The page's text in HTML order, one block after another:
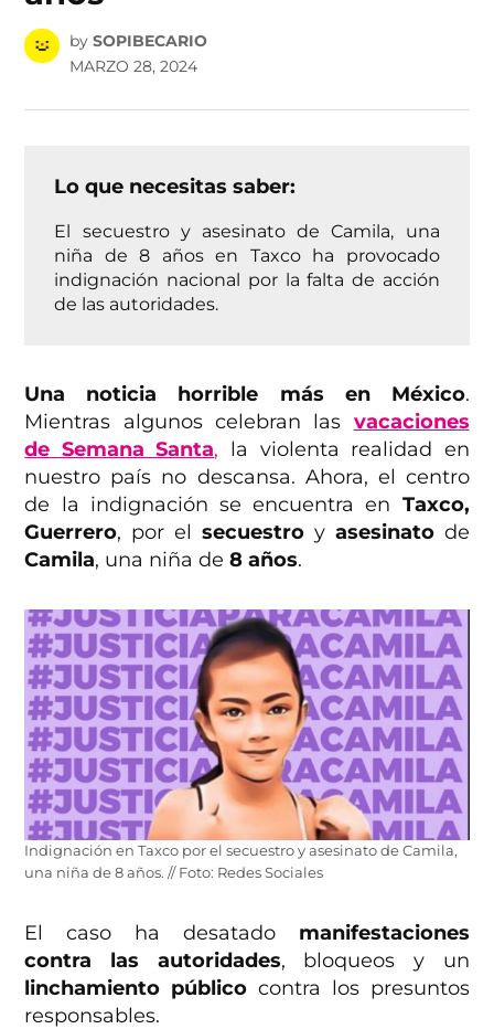
by SOPIBECARIO
MARZO 28, 2024
Lo que necesitas saber:
El secuestro y asesinato de Camila, una
niña de 8 años en Taxco ha provocado
indignación nacional por la falta de acción
de las autoridades.
Una noticia horrible más en México.
Mientras algunos celebran las vacaciones
de Semana Santa, la violenta realidad en
nuestro país no descansa. Ahora, el centro
de la indignación se encuentra en Taxco,
Guerrero, por el secuestro yasesinatode
Camila, una niña de8 años.
Indignación en Taxco por el secuestro y asesinato de Camila,
una niña de 8 años. // Foto: Redes Sociales
El caso ha desatado manifestaciones
contra las autoridades, bloqueos y un
linchamiento público contra los presuntos
responsables.